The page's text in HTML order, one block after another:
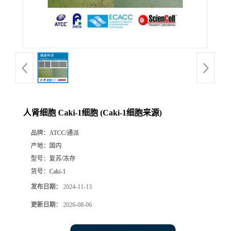
人肾细胞 Caki-1细胞 (Caki-1细胞来源)
品牌： ATCC/通派
产地：
国内
型号： 复苏/冻存
货号： Caki-1
发布日期： 2024-11-13
更新日期： 2026-08-06